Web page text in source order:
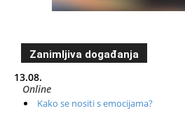
Zanimljiva događanja
13.08.
Online
Kako se nositi s emocijama?